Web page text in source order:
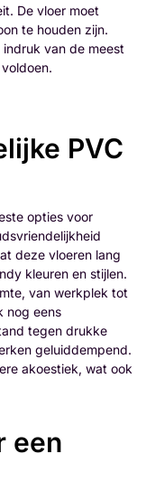
De vloer moet
te houden zijn.
van de meest
PVC
opties voor
deze vloeren lang
kleuren en stijlen.
van werkplek tot
nog eens
tegen drukke
geluiddempend.
akoestiek, wat ook
een